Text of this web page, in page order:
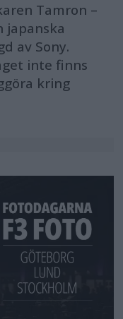
Tamron –
japanska
av Sony.
inte finns
kring